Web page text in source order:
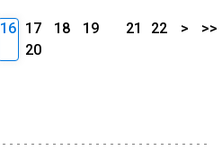
16 17 18
19
20
21 22 > >>